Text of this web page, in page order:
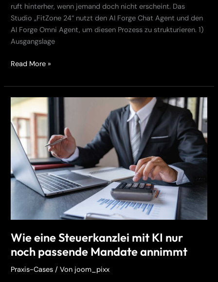
ruft hinterher, wenn jemand doch nicht erscheint. Das
Studio „FitZone 24“ nutzt den AI Forge Chat Agent und den
AI Forge Omni Agent, um diesen Prozess zu strukturieren. 1)
Ausgangslage
Read More »
Wie eine Steuerkanzlei mit KI nur
noch passende Mandate annimmt
Praxis-Cases / Von joom_pixx
Wie
eine
Steuerkanzlei
mit
nur
noch
passende
Mandate